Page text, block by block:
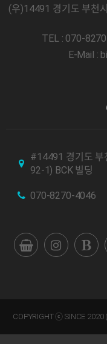
(우)14491 경기도 부천
TEL : 070-
E-Mail :
#14491 경기도 부
92-1) BCK 빌딩
070-8270-4046
COPYRIGHT ⓒ SINCE 2020